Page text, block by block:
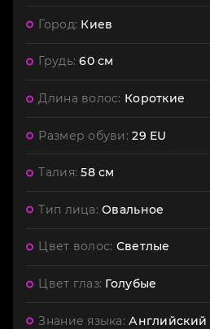
Город: Киев
Грудь:60 см
Длина волос: Короткие
Размер обуви:29 EU
Талия:58 см
Тип лица:Овальное
Цвет волос: Светлые
Цвет глаз: Голубые
Знание языка:Английский